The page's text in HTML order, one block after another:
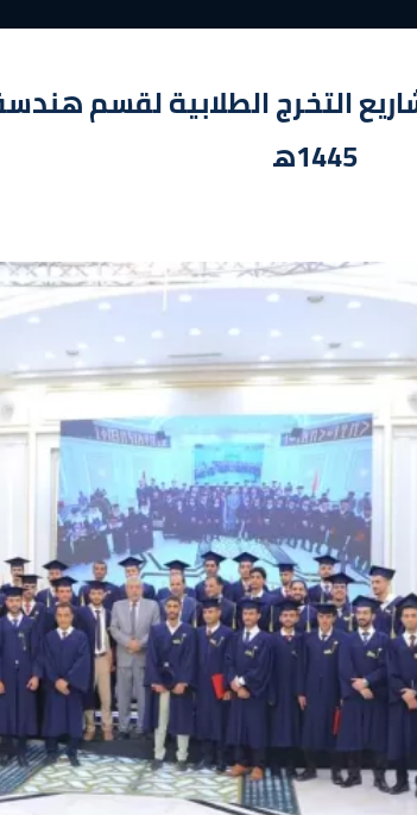
التخرج الطلابية لقسم
1445ه‍